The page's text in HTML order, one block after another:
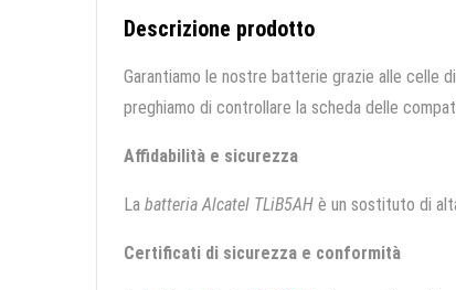
Descrizione prodotto
Garantiamo le nostre batterie grazie alle celle
preghiamo di controllare la scheda delle
Affidabilità e sicurezza
La batteria Alcatel TLiB5AH è un sostituto di
Certificati di sicurezza e conformità